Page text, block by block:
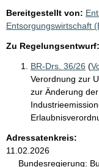
Bereitgestellt von:
Entsorgungswirtschaft
Zu Regelungsentwurf:
BR-Drs. 36/26 (
Verordnung zur
zur Änderung
Adressatenkreis:
11.02.2026
Bundesregierung: